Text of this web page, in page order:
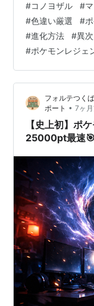
複雑すぎる！ ふ
ントするの？ 色
い... こんな悩み
す！✨ この記事
入手に関する悩
の記事…
#コノヨザル #
#色違い厳選 #
#進化方法 #異
#ポケモンレジェ
フォルテつく
ポート • 7ヶ
【史上初】ポ
25000pt最速